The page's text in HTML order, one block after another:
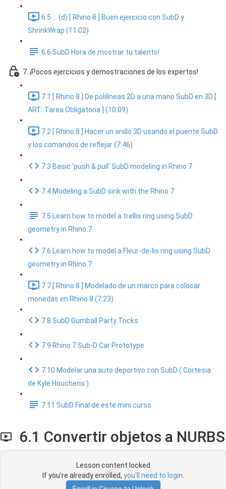
6.5 ... (d) [ Rhino 8 ] Buen ejercicio con SubD y
ShrinkWrap (11:02)
6.6 SubD Hora de mostrar tu talento!
7. ¡Pocos ejercicios y demostraciones de los expertos!
7.1 [ Rhino 8 ] De polilíneas 2D a una mano SubD en 3D [
ART: Tarea Obligatoria ] (10:09)
7.2 [ Rhino 8 ] Hacer un anillo 3D usando el puente SubD
y los comandos de reflejar (7:46)
7.3 Basic 'push & pull' SubD modeling in Rhino 7
7.4 Modeling a SubD sink with the Rhino 7
7.5 Learn how to model a trellis ring using SubD
geometry in Rhino 7
7.6 Learn how to model a Fleur-de-lis ring using SubD
geometry in Rhino 7
7.7 [ Rhino 8 ] Modelado de un marco para colocar
monedas en Rhino 8 (7:23)
7.8 SubD Gumball Party Tricks
7.9 Rhino 7 Sub-D Car Prototype
7.10 Modelar una auto deportivo con SubD ( Cortesia
de Kyle Houchens )
7.11 SubD Final de este mini curso
6.1 Convertir objetos a NURBS
Lesson content locked
If you're already enrolled, you'll need to login